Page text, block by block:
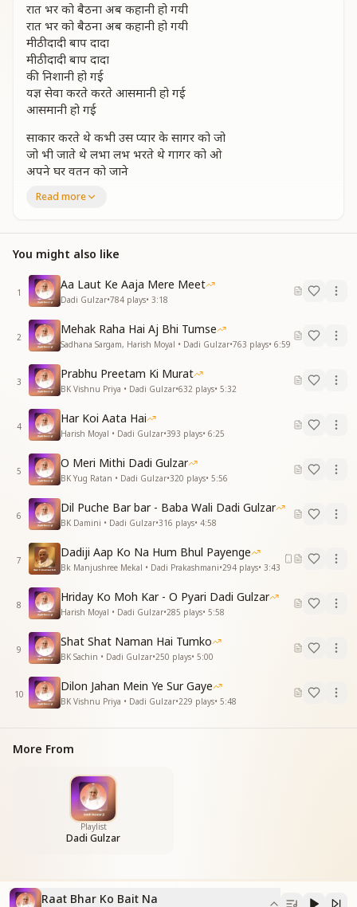
रात भर को बैठना अब कहानी हो गयी
रात भर को बैठना अब कहानी हो गयी
मीठी दादी बाप दादा
मीठी दादी बाप दादा
की निशानी हो गई
यज्ञ सेवा करते करते आसमानी हो गई
आसमानी हो गई
साकार करते थे कभी उस प्यार के सागर को जो
जो भी जाते थे लभा लभ भरते थे गागर को ओ
अपने घर वतन को जाने
को दीवानी हो गई
आसमानी हो गई
मर्ज होती थी स्वयं इमर्ज बाबा करती थी
खुद को पीछे रख खुदा को खुद से आगे करती थी
त्याग का भी त्याग करके
त्याग का भी त्याग करके
तरसे खुद ही सो गई
तरसे खुद ही सो गई
यज्ञ सेवा करते करते
आसमानी हो गई
आसमानी हो गई
देखा सबने उनके जीवन की बहुत उदारता
खुद छिपी रहती खुदा उनसे ही था निहारता
आत्माएं खुद खुदा से सबकी सब मिलाई है
अपनी भी कोई है इच्छा कभी नही बताई है
मीठी दादी बाप दादा
मीठी दादी बाप दादा
की निशानी हो गई
यज्ञ सेवा करते करते आसमानी हो गई
यज्ञ सेवा करते करते आसमानी हो गई
आसमानी हो गई
आसमानी हो गई
Read more
You might also like
1
Aa Laut Ke Aaja Mere Meet
Dadi Gulzar•784 plays• 3:18
2
Mehak Raha Hai Aj Bhi Tumse
Sadhana Sargam, Harish Moyal • Dadi Gulzar•763 plays• 6:59
3
Prabhu Preetam Ki Murat
BK Vishnu Priya • Dadi Gulzar•632 plays• 5:32
4
Har Koi Aata Hai
Harish Moyal • Dadi Gulzar•393 plays• 6:25
5
O Meri Mithi Dadi Gulzar
BK Yug Ratan • Dadi Gulzar•320 plays• 5:56
6
Dil Puche Bar bar - Baba Wali Dadi Gulzar
BK Damini • Dadi Gulzar•316 plays• 4:58
7
Dadiji Aap Ko Na Hum Bhul Payenge
Bk Manjushree Mekal • Dadi Prakashmani•294 plays• 3:43
8
Hriday Ko Moh Kar - O Pyari Dadi Gulzar
Harish Moyal • Dadi Gulzar•285 plays• 5:58
9
Shat Shat Naman Hai Tumko
BK Sachin • Dadi Gulzar•250 plays• 5:00
10
Dilon Jahan Mein Ye Sur Gaye
BK Vishnu Priya • Dadi Gulzar•229 plays• 5:48
More From
Playlist
Dadi Gulzar
Raat Bhar Ko Bait Na